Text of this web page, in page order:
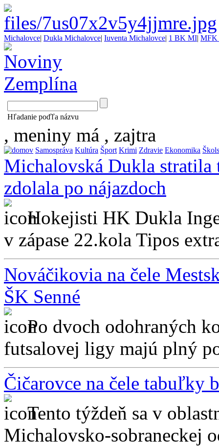
Michalovce| Dukla Michalovce| Iuventa Michalovce| 1 BK MI| MFK
Hľadanie poďľa názvu
, meniny má , zajtra
Samospráva Kultúra Šport Krimi Zdravie Ekonomika
Michalovská Dukla
zdolala po nájazdoch
Hokejisti HK Dukla
v zápase 22.kola Tipos
Nováčikovia na čele
ŠK Senné
Po dvoch odohraných
futsalovej ligy majú plný
Čičarovce na čele tabuľky
Tento týždeň sa v
Michalovsko-sobraneckej